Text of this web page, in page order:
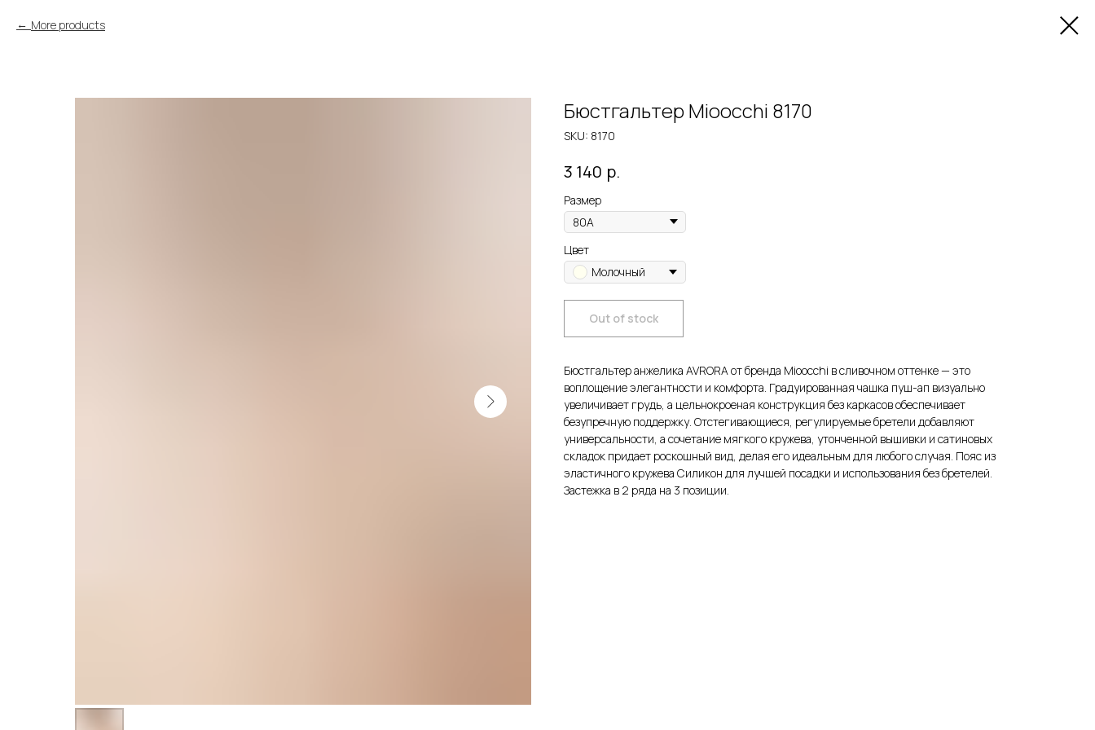
More products
Бюстгальтер Mioocchi 8170
SKU: 8170
3 140 р.
Размер
Цвет
Молочный
Out of stock
Бюстгальтер анжелика AVRORA от бренда Mioocchi в сливочном оттенке — это
воплощение элегантности и комфорта. Градуированная чашка пуш-ап визуально
увеличивает грудь, а цельнокроеная конструкция без каркасов обеспечивает
безупречную поддержку. Отстегивающиеся, регулируемые бретели добавляют
универсальности, а сочетание мягкого кружева, утонченной вышивки и сатиновых
складок придает роскошный вид, делая его идеальным для любого случая. Пояс из
эластичного кружева Силикон для лучшей посадки и использования без бретелей.
Застежка в 2 ряда на 3 позиции.